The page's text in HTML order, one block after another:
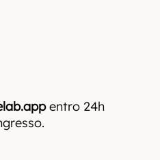
entro 24h